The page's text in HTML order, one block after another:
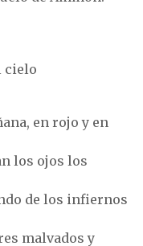
cielo
en rojo y en
los ojos los
de los infiernos
malvados y